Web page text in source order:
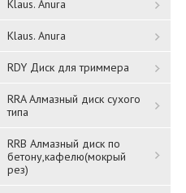
Klaus. Anura
Klaus. Anura
RDY Диск для триммера
RRA Алмазный диск сухого
типа
RRB Алмазный диск по
бетону,кафелю(мокрый
рез)
Соединитель цепи C-LC 8
(10/2шт)